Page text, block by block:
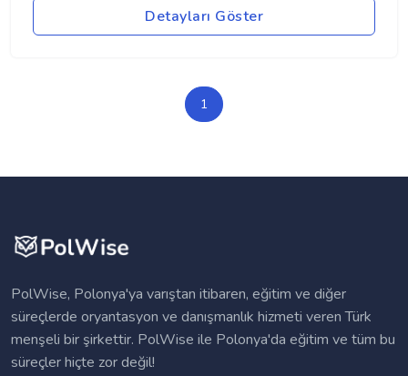
Detayları Göster
1
PolWise, Polonya'ya varıştan itibaren, eğitim ve diğer
süreçlerde oryantasyon ve danışmanlık hizmeti veren Türk
menşeli bir şirkettir. PolWise ile Polonya'da eğitim ve tüm bu
süreçler hiçte zor değil!